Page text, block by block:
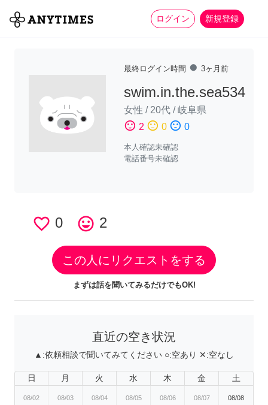
ログイン 新規登録
全て 家事 more_horiz
最終ログイン時間 fiber_manual_record 3ヶ月前
swim.in.the.sea534
女性 / 20代 /岐阜県
sentiment_satisfied 2 sentiment_neutral 0 sentiment_dissatisfied 0
本人確認未確認
電話番号未確認
favorite_border 0 tag_faces 2
この人にリクエストをする
まずは話を聞いてみるだけでもOK!
直近の空き状況
▲:依頼相談で聞いてみてください ○:空あり ✕:空なし
日 月 火 水 木 金 土
08/02 08/03 08/04 08/05 08/06 08/07 08/08